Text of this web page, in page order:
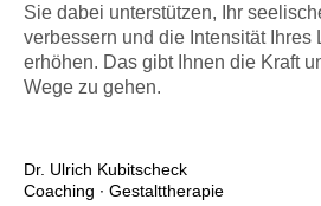
Sie dabei unterstützen, Ihr
verbessern und die Intensität Ihres
erhöhen. Das gibt Ihnen die Kraft
Wege zu gehen.
Dr. Ulrich Kubitscheck
Coaching ∙ Gestalttherapie